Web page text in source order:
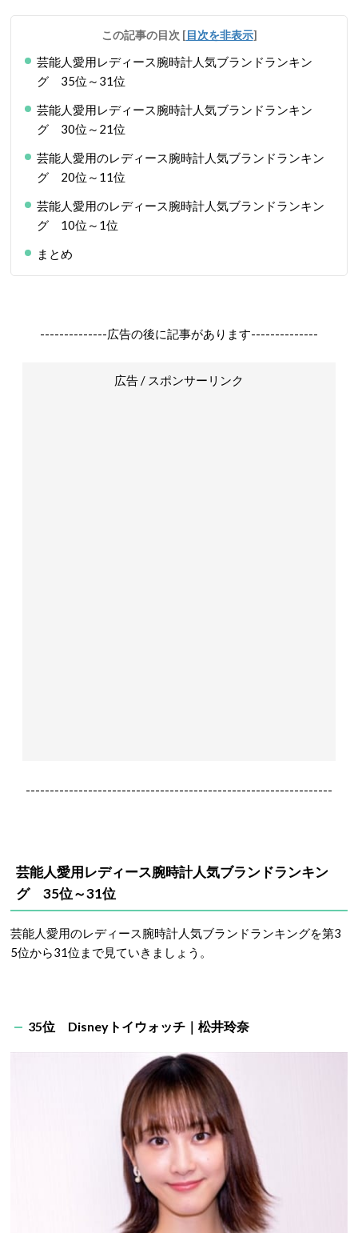
この記事の目次 [目次を非表示]
芸能人愛用レディース腕時計人気ブランドランキン
グ 35位～31位
芸能人愛用レディース腕時計人気ブランドランキン
グ 30位～21位
芸能人愛用のレディース腕時計人気ブランドランキン
グ 20位～11位
芸能人愛用のレディース腕時計人気ブランドランキン
グ 10位～1位
まとめ
--------------広告の後に記事があります--------------
広告 / スポンサーリンク
----------------------------------------------------------------
芸能人愛用レディース腕時計人気ブランドランキン
グ 35位～31位
芸能人愛用のレディース腕時計人気ブランドランキングを第3
5位から31位まで見ていきましょう。
35位 Disneyトイウォッチ｜松井玲奈